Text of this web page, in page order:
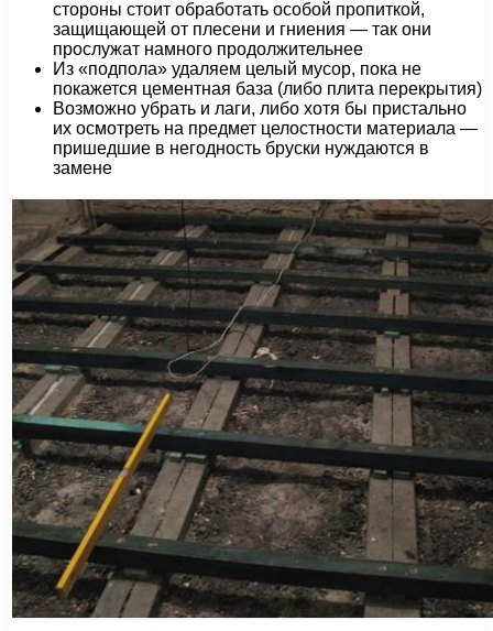
стороны стоит обработать особой пропиткой,
защищающей от плесени и гниения — так они
прослужат намного продолжительнее
Из «подпола» удаляем целый мусор, пока не
покажется цементная база (либо плита перекрытия)
Возможно убрать и лаги, либо хотя бы пристально
их осмотреть на предмет целостности материала —
пришедшие в негодность бруски нуждаются в
замене